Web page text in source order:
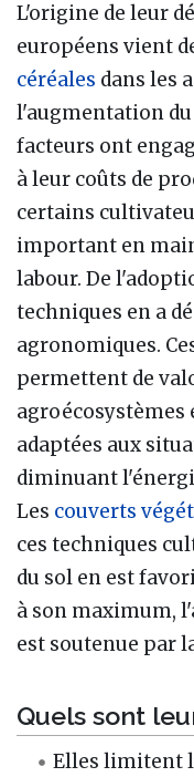
L'origine de leur
européens vient
céréales dans les
l'augmentation du
facteurs ont
à leur coûts de
certains
important en
labour. De
techniques en a
agronomiques.
permettent de
adaptées aux
diminuant
Les couverts
ces techniques
du sol en est
à son maximum,
est soutenue par la
Quels sont
Elles limitent